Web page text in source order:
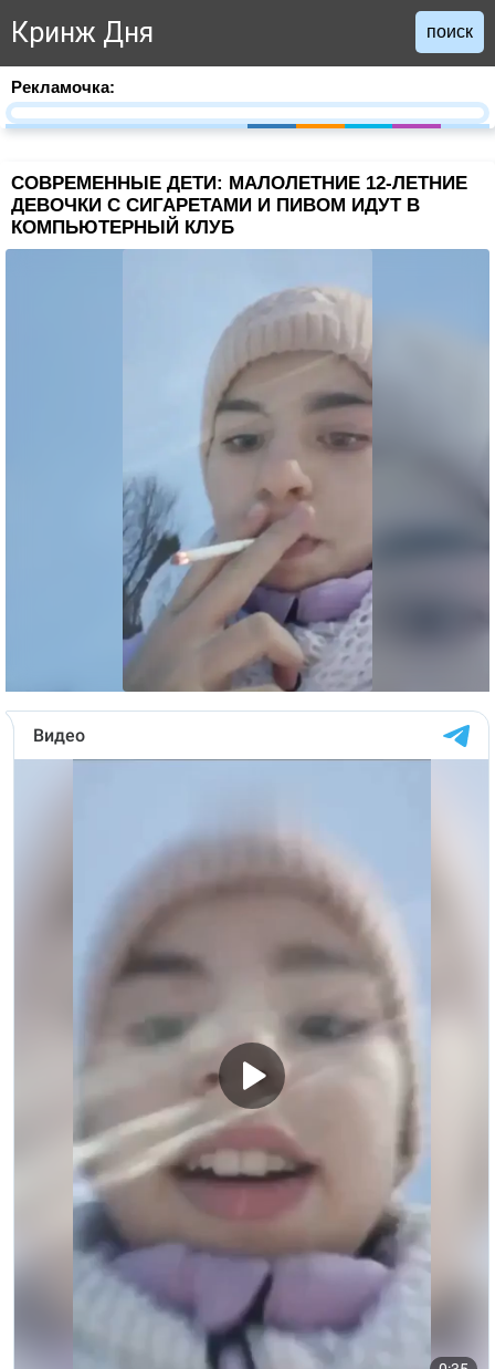
Кринж Дня поиск
Рекламочка:
СОВРЕМЕННЫЕ ДЕТИ: МАЛОЛЕТНИЕ 12-ЛЕТНИЕ
ДЕВОЧКИ С СИГАРЕТАМИ И ПИВОМ ИДУТ В
КОМПЬЮТЕРНЫЙ КЛУБ